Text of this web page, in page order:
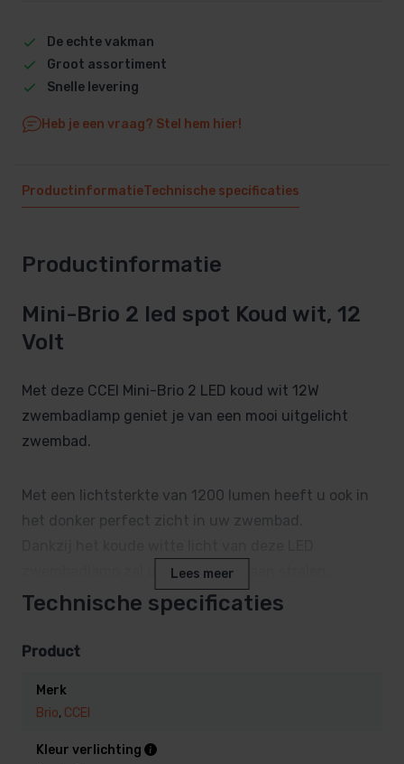
De echte vakman
Groot assortiment
Snelle levering
Heb je een vraag? Stel hem hier!
ProductinformatieTechnische specificaties
Productinformatie
Mini-Brio 2 led spot Koud wit, 12
Volt
Met deze CCEI Mini-Brio 2 LED koud wit 12W
zwembadlamp geniet je van een mooi uitgelicht
zwembad.
Met een lichtsterkte van 1200 lumen heeft u ook in
het donker perfect zicht in uw zwembad.
zwembadlamp zal uw zwembad gaan stralen,
waardoor uw gehele tuin een luxueuze uitstraling
De lamp kan gemonteerd worden in polyester, beton,
Hiervoor schroeft u de lamp simpelweg in de
bijpassende wanddoorvoer.
Lees meer
Technische specificaties
Product
Merk
Brio, CCEI
Kleur verlichting